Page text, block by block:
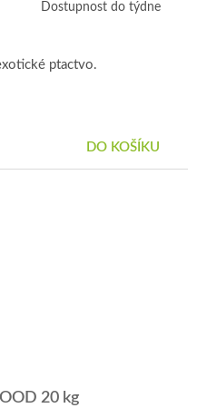
Dostupnost do týdne
DO KOŠÍKU
ptactvo.
20 kg